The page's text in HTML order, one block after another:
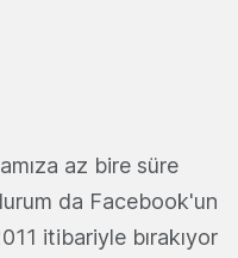
az bire süre
da Facebook'un
itibariyle bırakıyor